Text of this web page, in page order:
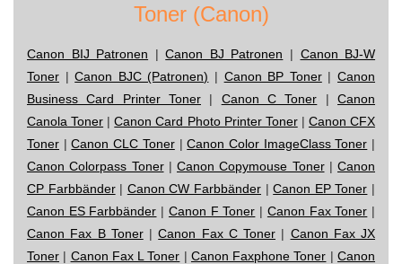
Toner (Canon)
Canon BIJ Patronen |Canon BJ Patronen | Canon BJ-W
Toner |Canon BJC (Patronen) | Canon BP Toner|Canon
Business Card Printer Toner | Canon C Toner |Canon
Canola Toner |Canon Card Photo Printer Toner| Canon CFX
Toner |Canon CLC Toner|Canon Color ImageClass Toner |
Canon Colorpass Toner| Canon Copymouse Toner| Canon
CP Farbbänder| Canon CW Farbbänder |Canon EP Toner |
Canon ES Farbbänder | Canon F Toner | Canon Fax Toner |
Canon Fax B Toner|Canon Fax C Toner | Canon Fax JX
Toner | Canon Fax L Toner | Canon Faxphone Toner |Canon